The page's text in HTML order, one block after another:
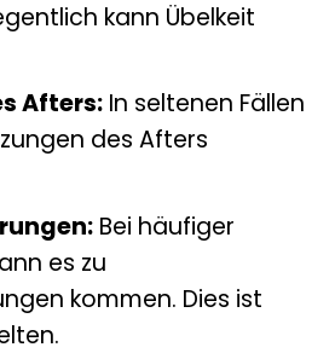
kann Übelkeit
Afters:In seltenen Fällen
des Afters
Bei häufiger
es zu
kommen. Dies ist